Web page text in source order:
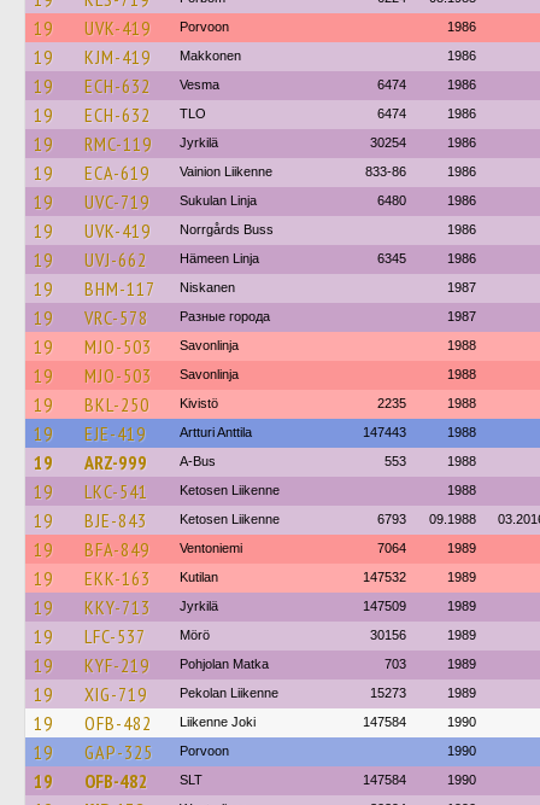
19 UVK-419 Porvoon 1986
19 KJM-419 Makkonen 1986
19 ECH-632 Vesma 6474 1986
19 ECH-632 TLO 6474 1986
19 RMC-119 Jyrkilä 30254 1986
19 ECA-619 Vainion Liikenne 833-86 1986
19 UVC-719 Sukulan Linja 6480 1986
19 UVK-419 Norrgårds Buss 1986
19 UVJ-662 Hämeen Linja 6345 1986
19 BHM-117 Niskanen 1987
19 VRC-578 Разные города 1987
19 MJO-503 Savonlinja 1988
19 MJO-503 Savonlinja 1988
19 BKL-250 Kivistö 2235 1988
19 EJE-419 Artturi Anttila 147443 1988
19 ARZ-999 A-Bus 553 1988
19 LKC-541 Ketosen Liikenne 1988
19 BJE-843 Ketosen Liikenne 6793 09.1988
19 BFA-849 Ventoniemi 7064 1989
19 EKK-163 Kutilan 147532 1989
19 KKY-713 Jyrkilä 147509 1989
19 LFC-537 Mörö 30156 1989
19 KYF-219 Pohjolan Matka 703 1989
19 XIG-719 Pekolan Liikenne 15273 1989
19 OFB-482 Liikenne Joki 147584 1990
19 GAP-325 Porvoon 1990
19 OFB-482 SLT 147584 1990